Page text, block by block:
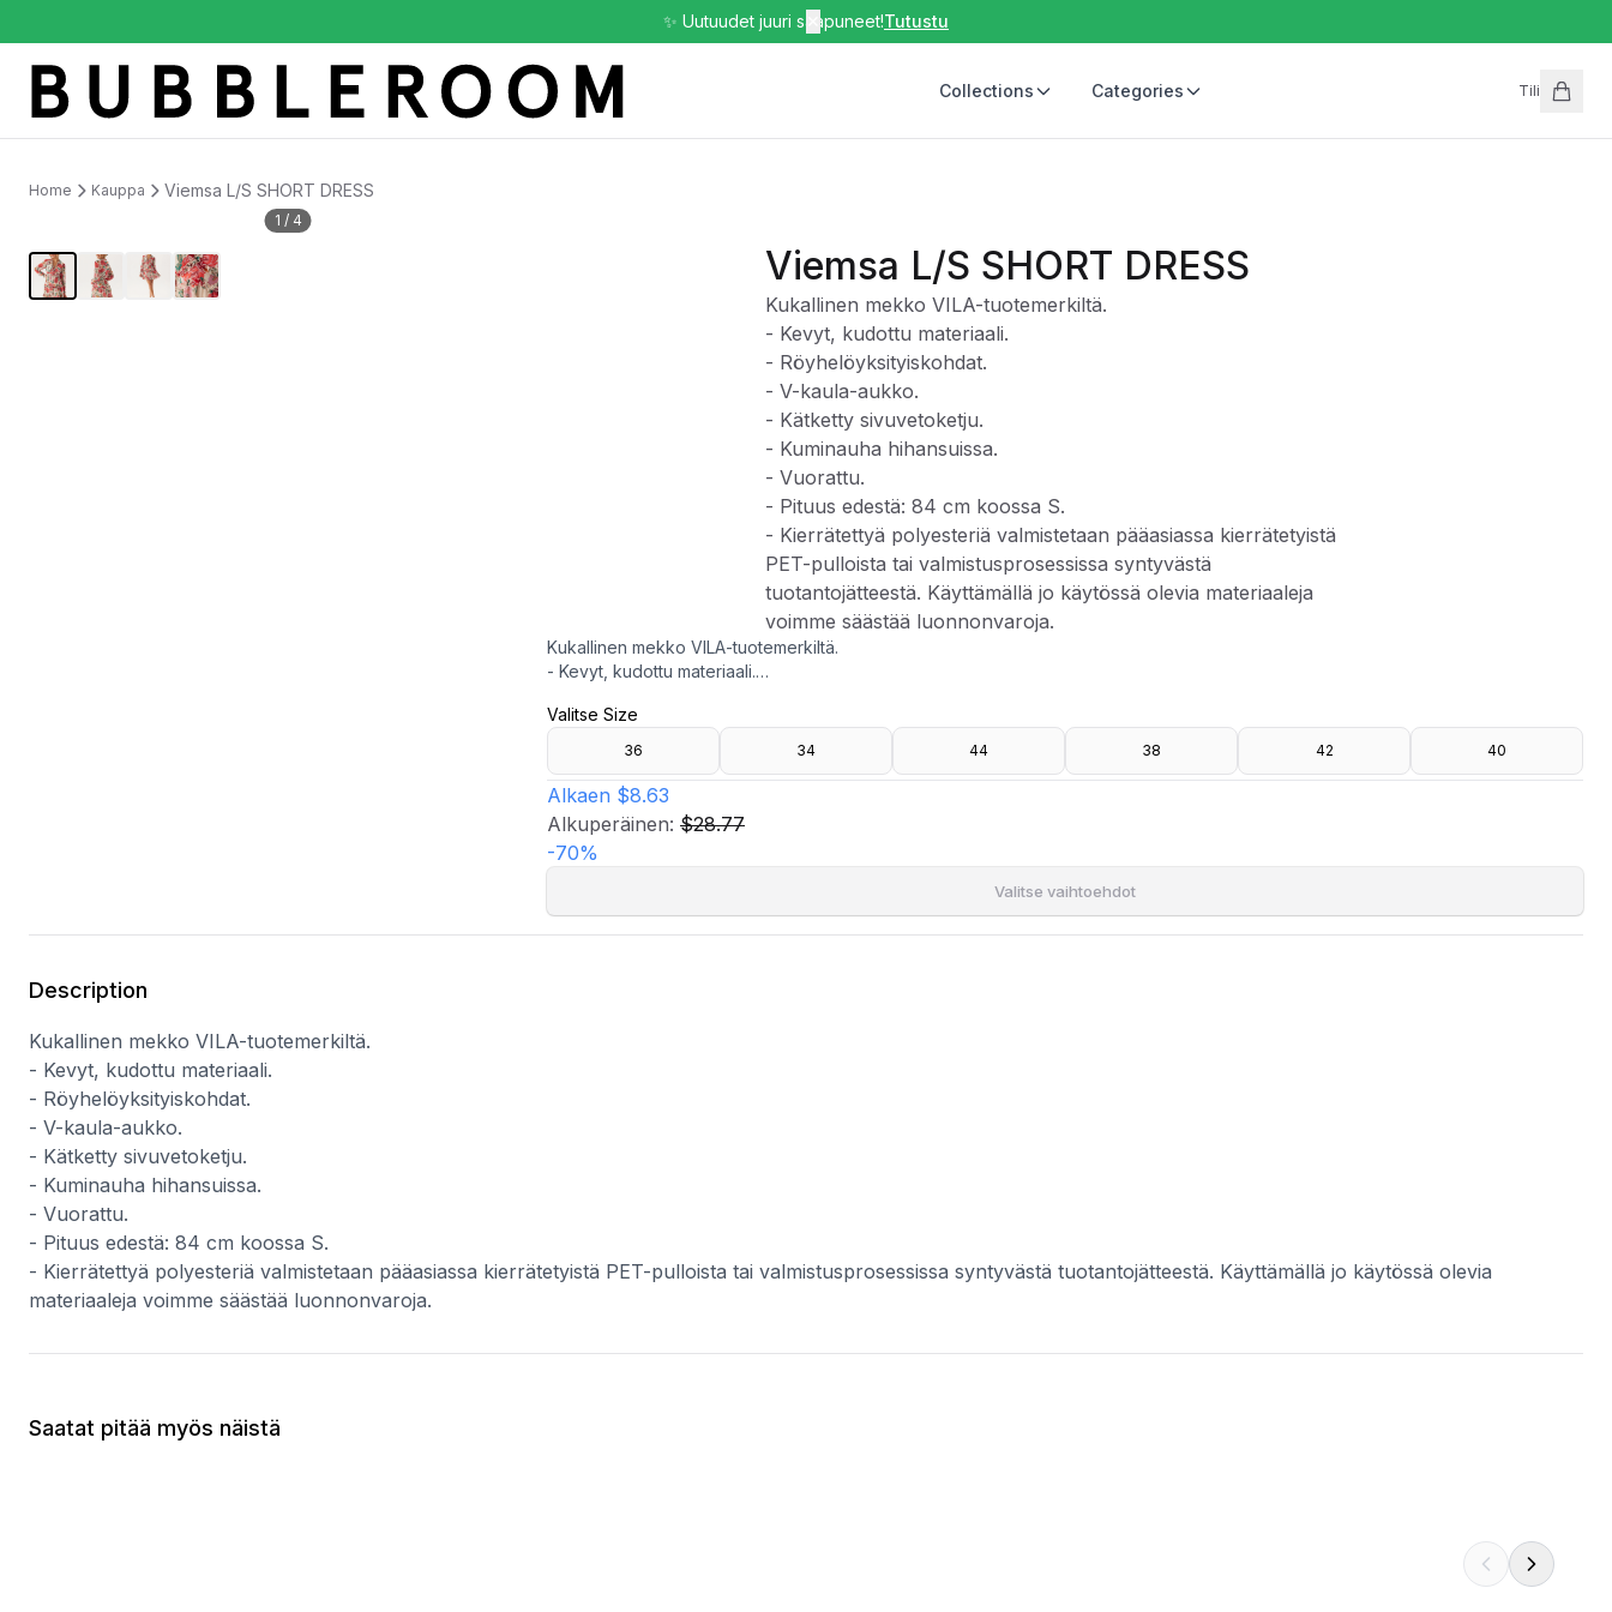
✨ Uutuudet juuri saapuneet!Tutustu
Collections Categories Tili
Home Kauppa Viemsa L/S SHORT DRESS
1 / 4
Viemsa L/S SHORT DRESS
Kukallinen mekko VILA-tuotemerkiltä.
- Kevyt, kudottu materiaali.
- Röyhelöyksityiskohdat.
- V-kaula-aukko.
- Kätketty sivuvetoketju.
- Kuminauha hihansuissa.
- Vuorattu.
- Pituus edestä: 84 cm koossa S.
- Kierrätettyä polyesteriä valmistetaan pääasiassa kierrätetyistä
PET-pulloista tai valmistusprosessissa syntyvästä
tuotantojätteestä. Käyttämällä jo käytössä olevia materiaaleja
voimme säästää luonnonvaroja.
Kukallinen mekko VILA-tuotemerkiltä.
- Kevyt, kudottu materiaali.
- V-kaula-aukko.
- Kätketty sivuvetoketju.
- Kuminauha hihansuissa.
- Vuorattu.
- Pituus edestä: 84 cm koossa S.
- Kierrätettyä polyesteriä valmistetaan pääasiassa kierrätetyistä PET-pulloista tai valmistusprosessissa syntyvästä tuotantojätteestä.
Käyttämällä jo käytössä olevia materiaaleja voimme säästää luonnonvaroja.
Valitse Size
36 34 44 38 42 40
Alkaen $8.63
Alkuperäinen: $28.77
-70%
Valitse vaihtoehdot
Description
Kukallinen mekko VILA-tuotemerkiltä.
- Kevyt, kudottu materiaali.
- Röyhelöyksityiskohdat.
- V-kaula-aukko.
- Kätketty sivuvetoketju.
- Kuminauha hihansuissa.
- Vuorattu.
- Pituus edestä: 84 cm koossa S.
- Kierrätettyä polyesteriä valmistetaan pääasiassa kierrätetyistä PET-pulloista tai valmistusprosessissa syntyvästä tuotantojätteestä. Käyttämällä jo käytössä olevia
materiaaleja voimme säästää luonnonvaroja.
Saatat pitää myös näistä